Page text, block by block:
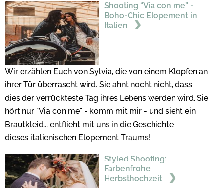
Shooting “Via con me” -
Boho-Chic Elopement in
Italien
Wir erzählen Euch von Sylvia, die von einem Klopfen an
ihrer Tür überrascht wird. Sie ahnt nocht nicht, dass
dies der verrückteste Tag ihres Lebens werden wird. Sie
hört nur "Via con me" - komm mit mir - und sieht ein
Brautkleid... entflieht mit uns in die Geschichte
dieses italienischen Elopement Traums!
Styled Shooting:
Farbenfrohe
Herbsthochzeit